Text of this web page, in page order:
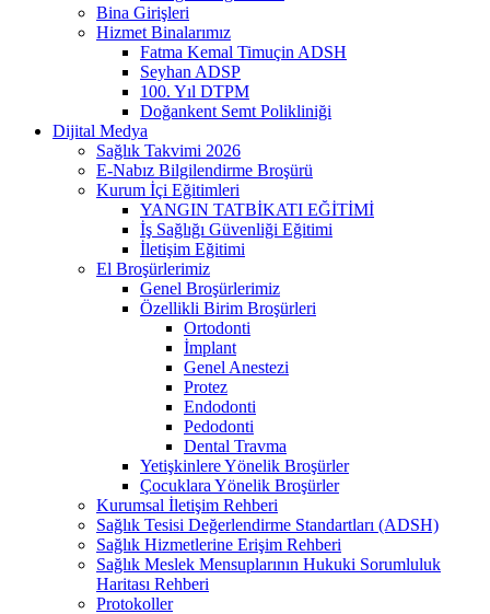
Bina Girişleri
Hizmet Binalarımız
Fatma Kemal Timuçin ADSH
Seyhan ADSP
100. Yıl DTPM
Doğankent Semt Polikliniği
Dijital Medya
Sağlık Takvimi 2026
E-Nabız Bilgilendirme Broşürü
Kurum İçi Eğitimleri
YANGIN TATBİKATI EĞİTİMİ
İş Sağlığı Güvenliği Eğitimi
İletişim Eğitimi
El Broşürlerimiz
Genel Broşürlerimiz
Özellikli Birim Broşürleri
Ortodonti
İmplant
Genel Anestezi
Protez
Endodonti
Pedodonti
Dental Travma
Yetişkinlere Yönelik Broşürler
Çocuklara Yönelik Broşürler
Kurumsal İletişim Rehberi
Sağlık Tesisi Değerlendirme Standartları (ADSH)
Sağlık Hizmetlerine Erişim Rehberi
Sağlık Meslek Mensuplarının Hukuki Sorumluluk
Haritası Rehberi
Protokoller